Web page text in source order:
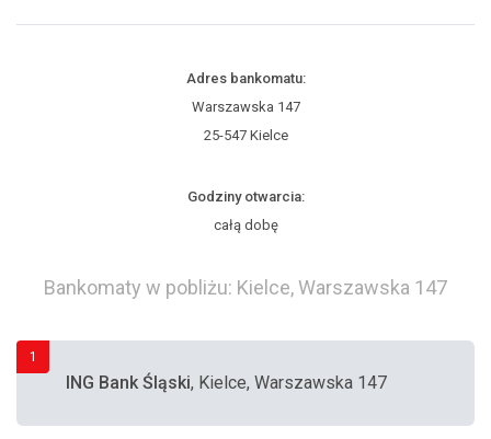
Adres bankomatu:
Warszawska 147
25-547 Kielce
Godziny otwarcia:
całą dobę
Bankomaty w pobliżu: Kielce, Warszawska 147
1
ING Bank Śląski, Kielce, Warszawska 147